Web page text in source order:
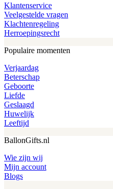
Klantenservice
Veelgestelde vragen
Klachtenregeling
Herroepingsrecht
Populaire momenten
Verjaardag
Beterschap
Geboorte
Liefde
Geslaagd
Huwelijk
Leeftijd
BallonGifts.nl
Wie zijn wij
Mijn account
Blogs